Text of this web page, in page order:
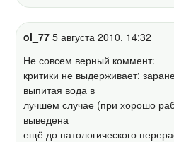
ol_77 5 августа 2010, 14:32
Не совсем верный коммент:
критики не выдерживает:
выпитая вода в
лучшем случае (при хорошо
выведена
ещё до патологического